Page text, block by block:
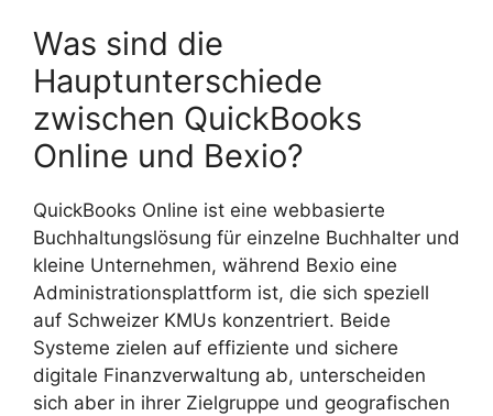
Was sind die
Hauptunterschiede
zwischen QuickBooks
Online und Bexio?
QuickBooks Online ist eine webbasierte
Buchhaltungslösung für einzelne Buchhalter und
kleine Unternehmen, während Bexio eine
Administrationsplattform ist, die sich speziell
auf Schweizer KMUs konzentriert. Beide
Systeme zielen auf effiziente und sichere
digitale Finanzverwaltung ab, unterscheiden
sich aber in ihrer Zielgruppe und geografischen